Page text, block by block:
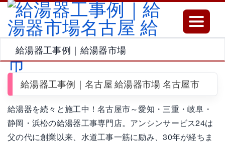
Toggle
給湯器工事例｜給湯器市場
給湯器工事例｜名古屋 給湯器市場 名古屋市
給湯器を続々と施工中！名古屋市～愛知・三重・岐阜・
静岡・浜松の給湯器工事専門店。アンシンサービス24は
父の代に創業以来、水道工事一筋に励み、30年が経ちま